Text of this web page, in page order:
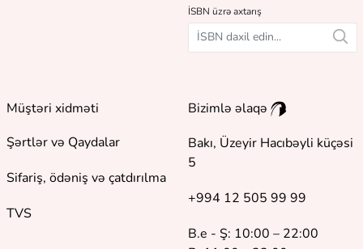
İSBN üzrə axtarış
Müştəri xidməti
Şərtlər və Qaydalar
Sifariş, ödəniş və çatdırılma
TVS
Bizimlə əlaqə
Bakı, Üzeyir Hacıbəyli küçəsi
5
+994 12 505 99 99
B.e - Ş: 10:00 – 22:00